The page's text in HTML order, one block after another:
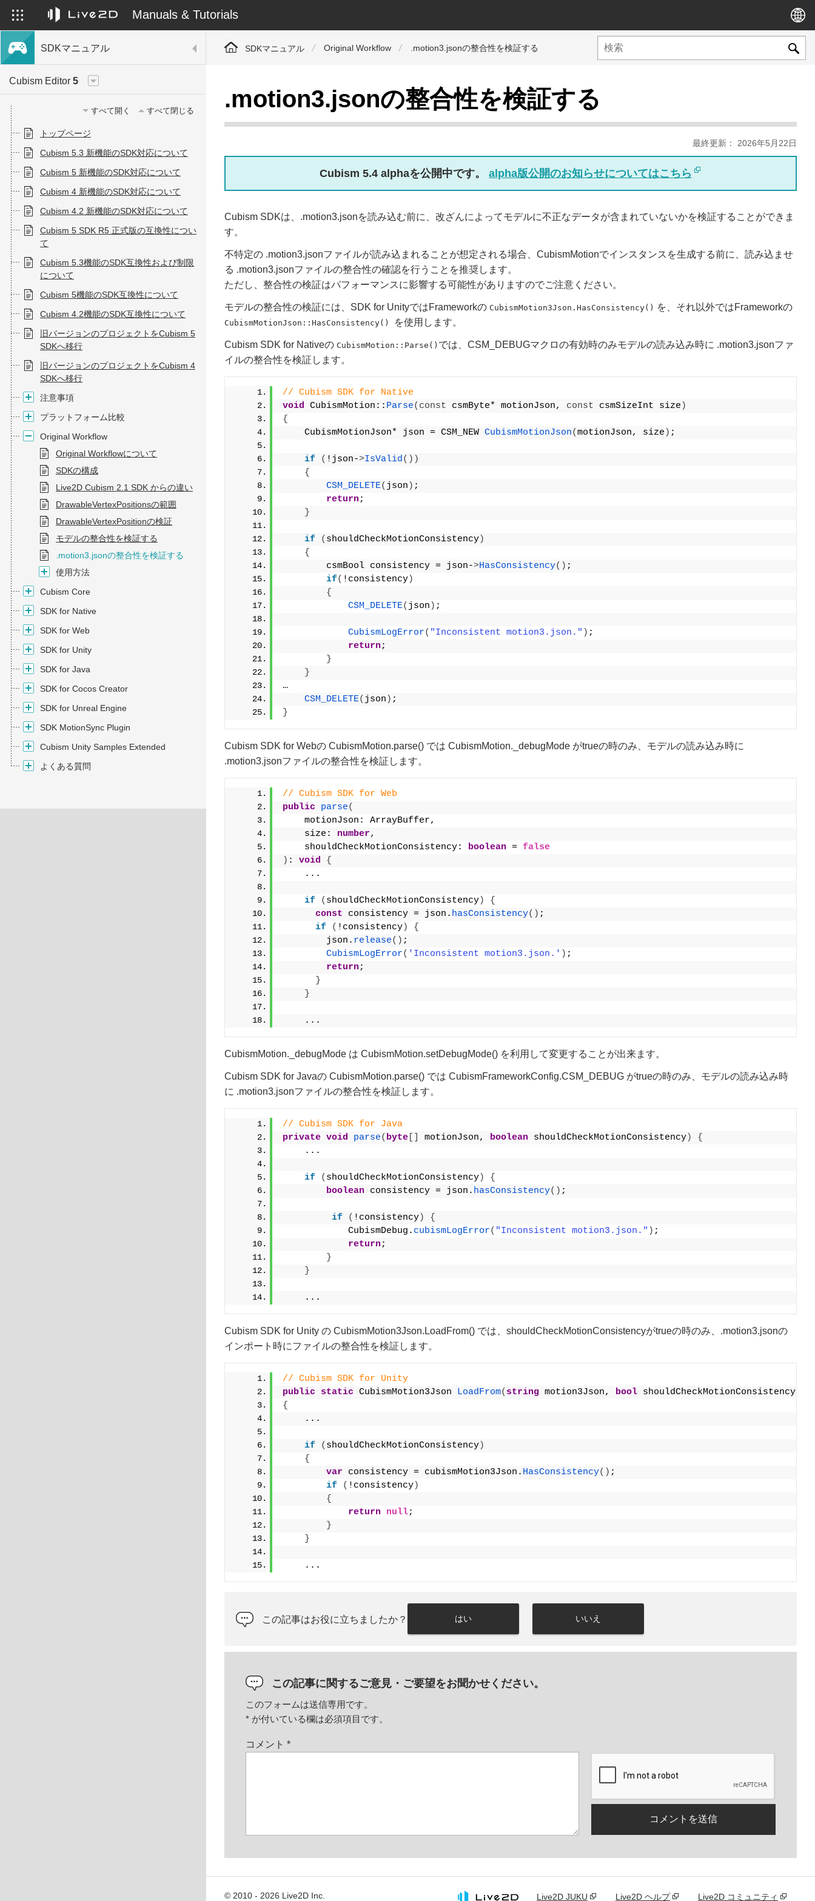
Manuals & Tutorials
SDKマニュアル
Cubism Editor 5
すべて開く すべて閉じる
トップページ
Cubism 5.3 新機能のSDK対応について
Cubism 5 新機能のSDK対応について
Cubism 4 新機能のSDK対応について
Cubism 4.2 新機能のSDK対応について
Cubism 5 SDK R5 正式版の互換性につい
て
Cubism 5.3機能のSDK互換性および制限
について
Cubism 5機能のSDK互換性について
Cubism 4.2機能のSDK互換性について
旧バージョンのプロジェクトをCubism 5
SDKへ移行
旧バージョンのプロジェクトをCubism 4
SDKへ移行
注意事項
プラットフォーム比較
Original Workflow
Original Workflowについて
SDKの構成
Live2D Cubism 2.1 SDK からの違い
DrawableVertexPositionsの範囲
DrawableVertexPositionの検証
モデルの整合性を検証する
.motion3.jsonの整合性を検証する
使用方法
Cubism Core
SDK for Native
SDK for Web
SDK for Unity
SDK for Java
SDK for Cocos Creator
SDK for Unreal Engine
SDK MotionSync Plugin
Cubism Unity Samples Extended
よくある質問
SDKマニュアル Original Workflow .motion3.jsonの整合性を検証する
.motion3.jsonの整合性を検証する
最終更新： 2026年5月22日
Cubism 5.4 alphaを公開中です。 alpha版公開のお知らせについてはこちら
Cubism SDKは、.motion3.jsonを読み込む前に、改ざんによってモデルに不正なデータが含まれていないかを検証することができま
す。
不特定の .motion3.jsonファイルが読み込まれることが想定される場合、CubismMotionでインスタンスを生成する前に、読み込ませ
る .motion3.jsonファイルの整合性の確認を行うことを推奨します。
ただし、整合性の検証はパフォーマンスに影響する可能性がありますのでご注意ください。
モデルの整合性の検証には、SDK for UnityではFrameworkの CubismMotion3Json.HasConsistency() を、それ以外ではFrameworkの
CubismMotionJson::HasConsistency() を使用します。
Cubism SDK for Nativeの CubismMotion::Parse() では、CSM_DEBUGマクロの有効時のみモデルの読み込み時に .motion3.jsonファ
イルの整合性を検証します。
// Cubism SDK for Native
void CubismMotion:: Parse( const csmByte* motionJson, const csmSizeInt size )
{
    CubismMotionJson* json = CSM_NEW
CubismMotionJson(motionJson, size ) ;
if ( !json->IsValid())
{
CSM_DELETE( json ) ;
return;
}
if ( shouldCheckMotionConsistency)
{
        csmBool consistency = json-
>HasConsistency() ;
if( !consistency)
{
CSM_DELETE( json ) ;
CubismLogError( "Inconsistent motion3.json." ) ;
return;
}
}
…
CSM_DELETE( json ) ;
}
Cubism SDK for Webの CubismMotion.parse() では CubismMotion._debugMode がtrueの時のみ、モデルの読み込み時に
.motion3.jsonファイルの整合性を検証します。
// Cubism SDK for Web
public
parse(
    motionJson: ArrayBuffer,
    size:
number,
    shouldCheckMotionConsistency:
boolean = false
) : void
{
    ...
if ( shouldCheckMotionConsistency)
{
const consistency = json. hasConsistency( ) ;
if
( !consistency)
{
        json.
release( ) ;
CubismLogError( 'Inconsistent motion3.json.' ) ;
return;
}
}
    ...
CubismMotion._debugMode は CubismMotion.setDebugMode() を利用して変更することが出来ます。
Cubism SDK for Javaの CubismMotion.parse() では CubismFrameworkConfig.CSM_DEBUG がtrueの時のみ、モデルの読み込み時
に .motion3.jsonファイルの整合性を検証します。
// Cubism SDK for Java
private void parse( byte motionJson, boolean shouldCheckMotionConsistency)
{
    ...
if ( shouldCheckMotionConsistency)
{
boolean consistency = json. hasConsistency() ;
if ( !consistency)
{
            CubismDebug.
cubismLogError( "Inconsistent motion3.json." ) ;
return;
}
}
    ...
Cubism SDK for Unity の CubismMotion3Json.LoadFrom() では、shouldCheckMotionConsistencyがtrueの時のみ、.motion3.jsonの
インポート時にファイルの整合性を検証します。
// Cubism SDK for Unity
public
static CubismMotion3Json LoadFrom( string motion3Json, bool shouldCheckMotionConsistency =
{
    ...
if ( shouldCheckMotionConsistency)
{
var consistency = cubismMotion3Json. HasConsistency() ;
if
( !consistency)
{
return null;
}
}
    ...
この記事はお役に立ちましたか？ はい いいえ
この記事に関するご意見・ ご要望をお聞かせください。
このフォームは送信専用です。
* が付いている欄は必須項目です。
コメント *
© 2010 - 2026 Live2D Inc. Live2D JUKU Live2D ヘルプ Live2D コミュニティ